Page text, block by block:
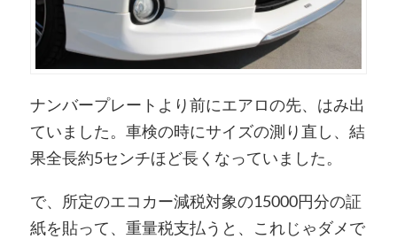
ナンバープレートより前にエアロの先、はみ出
ていました。車検の時にサイズの測り直し、結
果全長約5センチほど長くなっていました。
で、所定のエコカー減税対象の15000円分の証
紙を貼って、重量税支払うと、これじゃダメで